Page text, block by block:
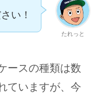
たれっと
い！
ースの種類は数
ていますが、今